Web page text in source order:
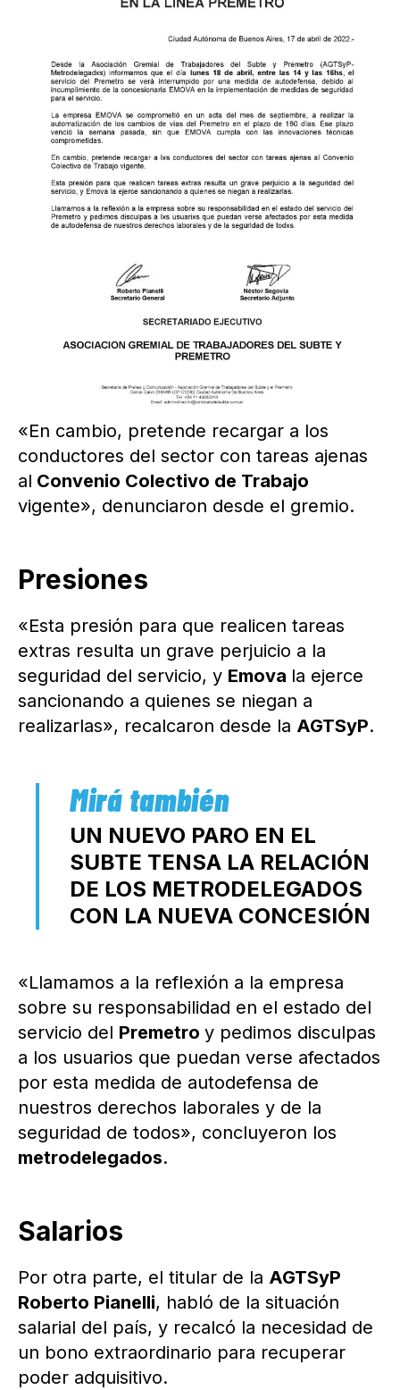
«En cambio, pretende recargar a los
conductores del sector con tareas ajenas
al Convenio Colectivo de Trabajo
vigente», denunciaron desde el gremio.
Presiones
«Esta presión para que realicen tareas
extras resulta un grave perjuicio a la
seguridad del servicio, y Emova la ejerce
sancionando a quienes se niegan a
realizarlas», recalcaron desde la AGTSyP.
UN NUEVO PARO EN EL
SUBTE TENSA LA RELACIÓN
DE LOS METRODELEGADOS
CON LA NUEVA CONCESIÓN
«Llamamos a la reflexión a la empresa
sobre su responsabilidad en el estado del
servicio del Premetro y pedimos disculpas
a los usuarios que puedan verse afectados
por esta medida de autodefensa de
nuestros derechos laborales y de la
seguridad de todos», concluyeron los
metrodelegados.
Salarios
Por otra parte, el titular de la AGTSyP
Roberto Pianelli, habló de la situación
salarial del país, y recalcó la necesidad de
un bono extraordinario para recuperar
poder adquisitivo.